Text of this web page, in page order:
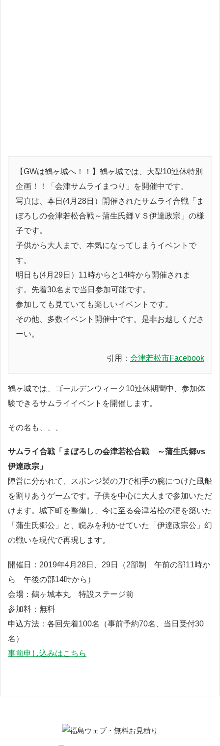
【GWは鶴ヶ城へ！！】鶴ヶ城では、大型10連休特別
企画！！「会津サムライまつり」を開催中です。
写真は、本日(4月28日）開催されたサムライ合戦「ま
ぼろしの会津若松合戦～蒲生氏郷ＶＳ伊達政宗」の様
子です。
子供から大人まで、本気になってしまうイベントで
す。
明日も(4月29日）11時からと14時から開催されま
す。先着30名まで当日参加可能です。
参加しても見ていても楽しいイベントです。
その他、多数イベント開催中です。是非お越しくださ
ーい。
引用： 会津若松市Facebook
鶴ヶ城では、ゴールデンウィーク10連休期間中、参加体
験できるサムライイベントを開催します。
その名も、、、
サムライ合戦「まぼろしの会津若松合戦 ～蒲生氏郷vs
伊達政宗」
陣営に分かれて、スポンジ製の刀で相手の腕につけた風船
を割りあうゲームです。子供を中心に大人まで参加いただ
けます。城下町を整備し、今に至る会津若松の礎を築いた
「蒲生氏郷公」と、睨みを利かせていた「伊達政宗公」幻
の戦いを現代で再現します。
開催日：2019年4月28日、29日（2部制 午前の部11時か
ら 午後の部14時から）
会場：鶴ヶ城本丸 特設ステージ前
参加料：無料
申込方法：各回先着100名（事前予約70名、当日受付30
名）
事前申し込みはこちら